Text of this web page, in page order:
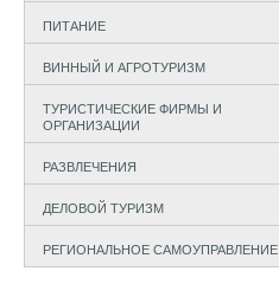
ПИТАНИЕ
ВИННЫЙ И АГРОТУРИЗМ
ТУРИСТИЧЕСКИЕ ФИРМЫ И
ОРГАНИЗАЦИИ
РАЗВЛЕЧЕНИЯ
ДЕЛОВОЙ ТУРИЗМ
РЕГИОНАЛЬНОЕ САМОУПРАВЛЕНИЕ